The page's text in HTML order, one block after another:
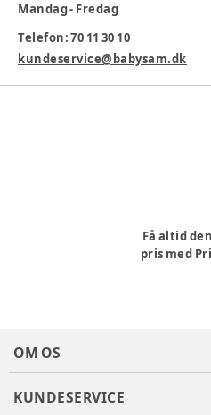
Køn:Unisex
Materiale
Materialesammensætning
Elastan
Producent:MP Denmark A/S,
Mandag - Fredag
Telefon: 70 11 30 10
kundeservice@babysam.dk
Få altid
pris med
OM OS
KUNDESERVICE